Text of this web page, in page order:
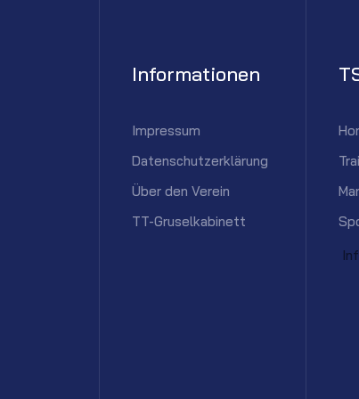
Informationen
Impressum
Datenschutzerklärung
Über den Verein
TT-Gruselkabinett